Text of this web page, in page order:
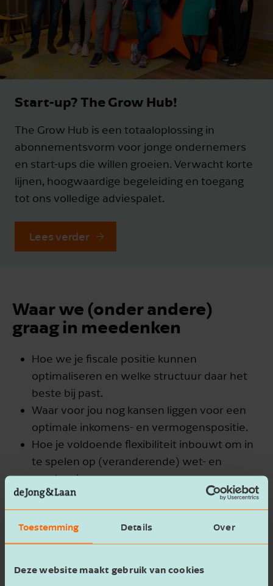
Toestemming Details Over
Deze website maakt gebruik van cookies
Start-up? The Grow Hub!
The Grow Hub is een totaaloplossing in
abonnementsvorm voor jonge ondernemers
en start-ups die willen groeien. Verwacht korte
lijnen, hoogwaardige begeleiding en toegang
tot ons volledige adviespalet.
Lees verder
Waar we (onder andere)
graag in meedenken
Hoe we je fiscale positie kunnen
optimaliseren en welke structuur daar het
beste bij past.
Waar voor jou nog kansen liggen voor een
optimale inkomens- en vermogenspositie.
Hoe je voldoende flexibiliteit inbouwt om in
te spelen op (veranderende) wet- en
regelgeving
van verschillende kennisgebieden of
internationale belastingen.
Welke kansen er voor jou liggen op het
gebied van innovatie &
duurzaamheid (mvo).